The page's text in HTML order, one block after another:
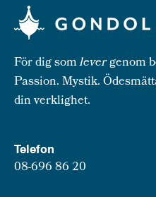
För dig somlevergenom
Passion. Mystik.
din verklighet.
Telefon
08-696 86 20